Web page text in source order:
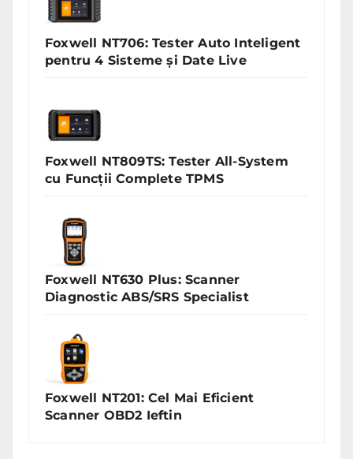
Foxwell NT706: Tester Auto Inteligent
pentru 4 Sisteme și Date Live
Foxwell NT809TS: Tester All-System
cu Funcții Complete TPMS
Foxwell NT630 Plus: Scanner
Diagnostic ABS/SRS Specialist
Foxwell NT201: Cel Mai Eficient
Scanner OBD2 Ieftin